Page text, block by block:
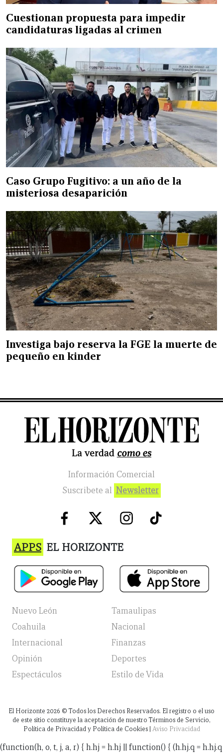
Cuestionan propuesta para impedir
candidaturas ligadas al crimen
Caso Grupo Fugitivo: a un año de la
misteriosa desaparición
Investiga bajo reserva la FGE la muerte de
pequeño en kinder
Información Comercial
Suscribete al Newsletter
APPS EL HORIZONTE
Nuevo León
Tamaulipas
Coahuila
Nacional
Internacional
Finanzas
Opinión
Deportes
Espectáculos
Estilo de Vida
El Horizonte 2026 © Todos los Derechos Reservados. El registro o el uso
de este sitio constituye la aceptación de nuestro Términos de Servicio,
Política de Privacidad y Política de Cookies | Aviso Privacidad
(function(h, o, t, j, a, r) { h.hj = h.hj || function() { (h.hj.q = h.hj.q